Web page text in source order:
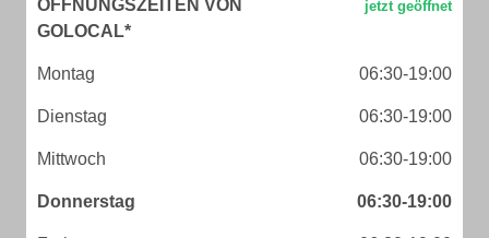
ÖFFNUNGSZEITEN VON
GOLOCAL*
Montag 06:30-19:00
Dienstag 06:30-19:00
Mittwoch 06:30-19:00
Donnerstag 06:30-19:00